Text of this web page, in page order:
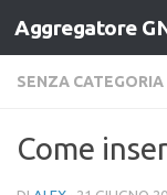
Salta al
Aggregatore
SENZA CATEGORIA
Come